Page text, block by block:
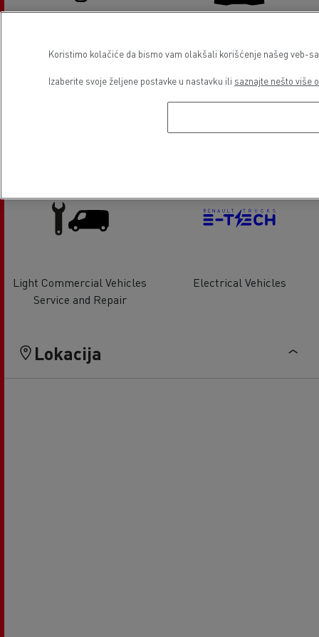
Tyre service Glass Replacement
Light Commercial Vehicles
Service and Repair
Electrical Vehicles
Lokacija
Koristimo kolačiće da bismo vam olakšali korišćenje našeg veb-
Izaberite svoje željene postavke u nastavku ili saznajte nešto više